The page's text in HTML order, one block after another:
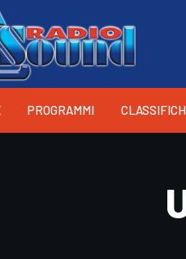
PROGRAMMI